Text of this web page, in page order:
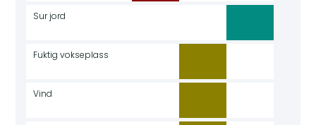
Sur jord
Fuktig vokseplass
Vind